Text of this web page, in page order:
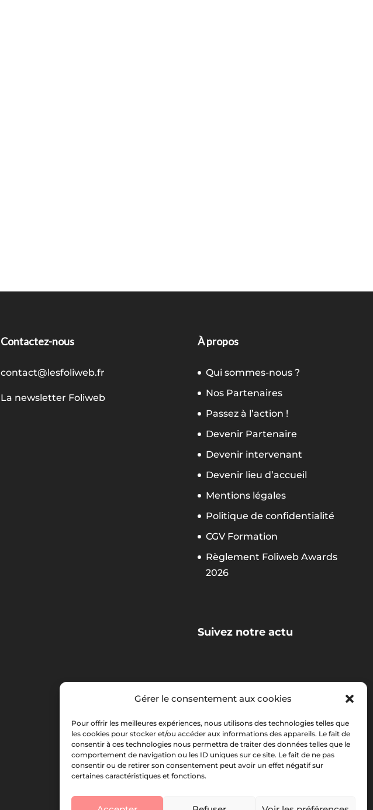
Gérer le consentement aux cookies
Pour offrir les meilleures expériences, nous utilisons des technologies telles que
les cookies pour stocker et/ou accéder aux informations des appareils. Le fait de
consentir à ces technologies nous permettra de traiter des données telles que le
comportement de navigation ou les ID uniques sur ce site. Le fait de ne pas
consentir ou de retirer son consentement peut avoir un effet négatif sur
certaines caractéristiques et fonctions.
Contactez-nous
contact@lesfoliweb.fr
La newsletter Foliweb
À propos
Qui sommes-nous ?
Nos Partenaires
Passez à l’action !
Devenir Partenaire
Devenir intervenant
Devenir lieu d’accueil
Mentions légales
Politique de confidentialité
CGV Formation
Règlement Foliweb Awards
2026
Suivez notre actu
La newsletter Foliweb